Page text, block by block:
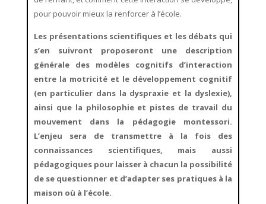
pour pouvoir mieux la renforcer à l’école.
Les présentations scientifiques et les débats qui
s’en suivront proposeront une description
générale des modèles cognitifs d’interaction
entre la motricité et le développement cognitif
(en particulier dans la dyspraxie et la dyslexie),
ainsi que la philosophie et pistes de travail du
mouvement dans la pédagogie montessori.
L’enjeu sera de transmettre à la fois des
connaissances scientifiques, mais aussi
pédagogiques pour laisser à chacun la possibilité
de se questionner et d’adapter ses pratiques à la
maison où à l’école.